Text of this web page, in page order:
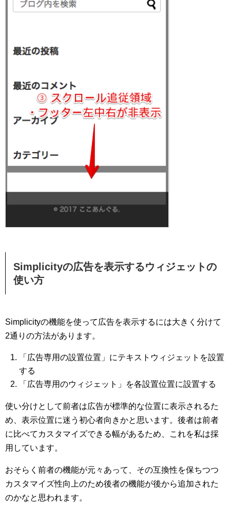
Simplicityの広告を表示するウィジェットの
使い方
Simplicityの機能を使って広告を表示するには大きく分けて
2通りの方法があります。
「広告専用の設置位置」にテキストウィジェットを設置
する
「広告専用のウィジェット」を各設置位置に設置する
使い分けとして前者は広告が標準的な位置に表示されるた
め、表示位置に迷う初心者向きかと思います。後者は前者
に比べてカスタマイズできる幅があるため、これを私は採
用しています。
おそらく前者の機能が元々あって、その互換性を保ちつつ
カスタマイズ性向上のため後者の機能が後から追加された
のかなと思われます。